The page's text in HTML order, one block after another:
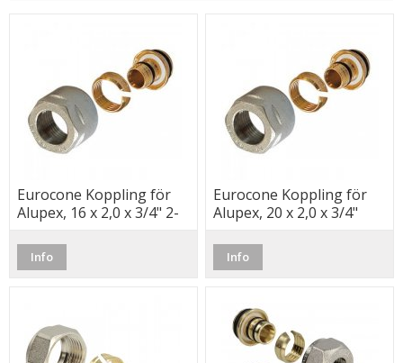
Eurocone Koppling för
Alupex, 16 x 2,0 x 3/4" 2-
Info
Eurocone Koppling för
Alupex, 20 x 2,0 x 3/4"
Info